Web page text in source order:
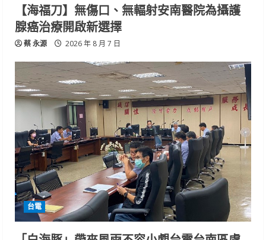
【海福刀】無傷口、無輻射安南醫院為攝護
腺癌治療開啟新選擇
蔡 永源 2026 年 8 月 7 日
台電